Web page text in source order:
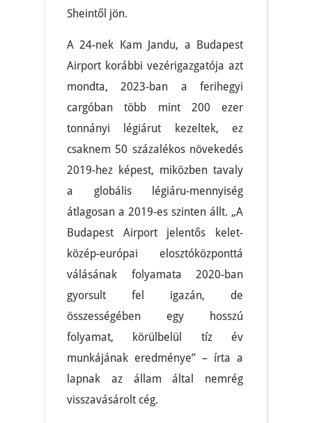
Sheintől jön.
A 24-nek Kam Jandu, a Budapest
Airport korábbi vezérigazgatója azt
mondta, 2023-ban a ferihegyi
cargóban több mint 200 ezer
tonnányi légiárut kezeltek, ez
csaknem 50 százalékos növekedés
2019-hez képest, miközben tavaly
a globális légiáru-mennyiség
átlagosan a 2019-es szinten állt. „A
Budapest Airport jelentős kelet-
közép-európai elosztóközponttá
válásának folyamata 2020-ban
gyorsult fel igazán, de
összességében egy hosszú
folyamat, körülbelül tíz év
munkájának eredménye” – írta a
lapnak az állam által nemrég
visszavásárolt cég.